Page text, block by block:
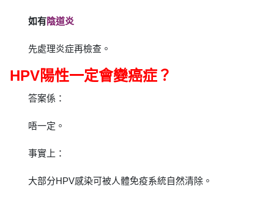
如有陰道炎
先處理炎症再檢查。
HPV陽性一定會變癌症？
答案係：
唔一定。
事實上：
大部分HPV感染可被人體免疫系統自然清除。